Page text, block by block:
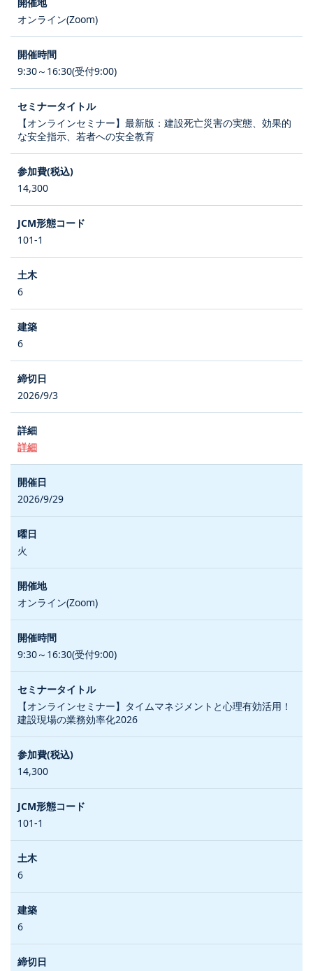
オンライン(Zoom)
9:30～16:30(受付9:00)
【オンラインセミナー】最新版：建設死亡災害の実態、効果的
な安全指示、若者への安全教育
14,300
101-1
6
6
2026/9/3
詳細
2026/9/29
火
オンライン(Zoom)
9:30～16:30(受付9:00)
【オンラインセミナー】タイムマネジメントと心理有効活用！
建設現場の業務効率化2026
14,300
101-1
6
6